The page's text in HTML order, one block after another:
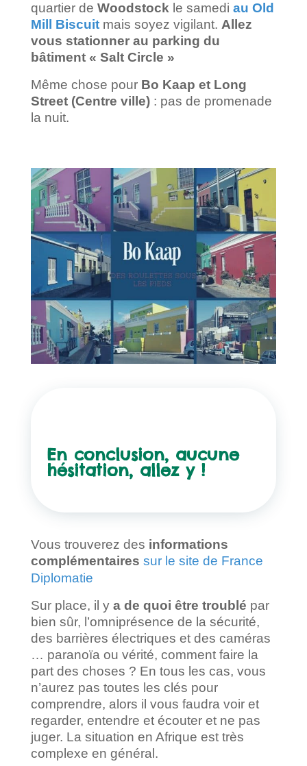
quartier de Woodstock le samedi au Old
Mill Biscuit mais soyez vigilant. Allez
vous stationner au parking du
bâtiment « Salt Circle »
Même chose pourBo Kaap et Long
Street (Centre ville): pas de promenade
la nuit.
En conclusion, aucune
hésitation, allez y !
Vous trouverez des informations
complémentaires sur le site de France
Diplomatie
Sur place, il y a de quoi être troublé par
bien sûr, l’omniprésence de la sécurité,
des barrières électriques et des caméras
… paranoïa ou vérité, comment faire la
part des choses ? En tous les cas, vous
n’aurez pas toutes les clés pour
comprendre, alors il vous faudra voir et
regarder, entendre et écouter et ne pas
juger. La situation en Afrique est très
complexe en général.